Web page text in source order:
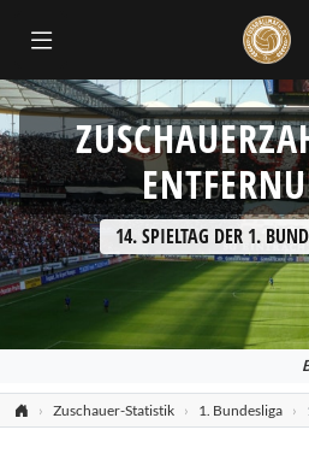
14. SPIELTAG DER 1.
Zuschauer-Statistik 1. Bundesliga